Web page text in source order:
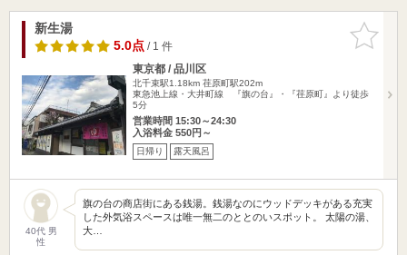
お気に入
りに追加
新生湯
5.0点/ 1 件
東京都 / 品川区
北千束駅1.18km 荏原町駅202m
東急池上線・大井町線 『旗の台』・『荏原町』より徒歩
5分
営業時間 15:30～24:30
入浴料金 550円～
日帰り 露天風呂
40代 男
性
旗の台の商店街にある銭湯。銭湯なのにウッドデッキがある充実
した外気浴スペースは唯一無二のととのいスポット。 太陽の湯、
大…